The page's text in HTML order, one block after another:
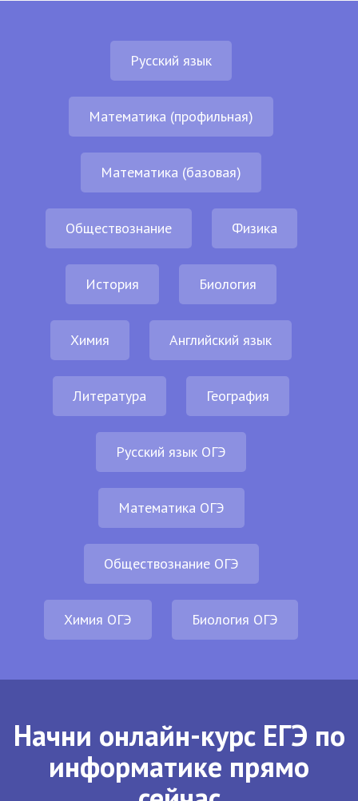
Русский язык
Математика (профильная)
Математика (базовая)
Обществознание Физика
История Биология
Химия Английский язык
Литература География
Русский язык ОГЭ
Математика ОГЭ
Обществознание ОГЭ
Химия ОГЭ Биология ОГЭ
Начни онлайн-курс ЕГЭ по
информатике прямо